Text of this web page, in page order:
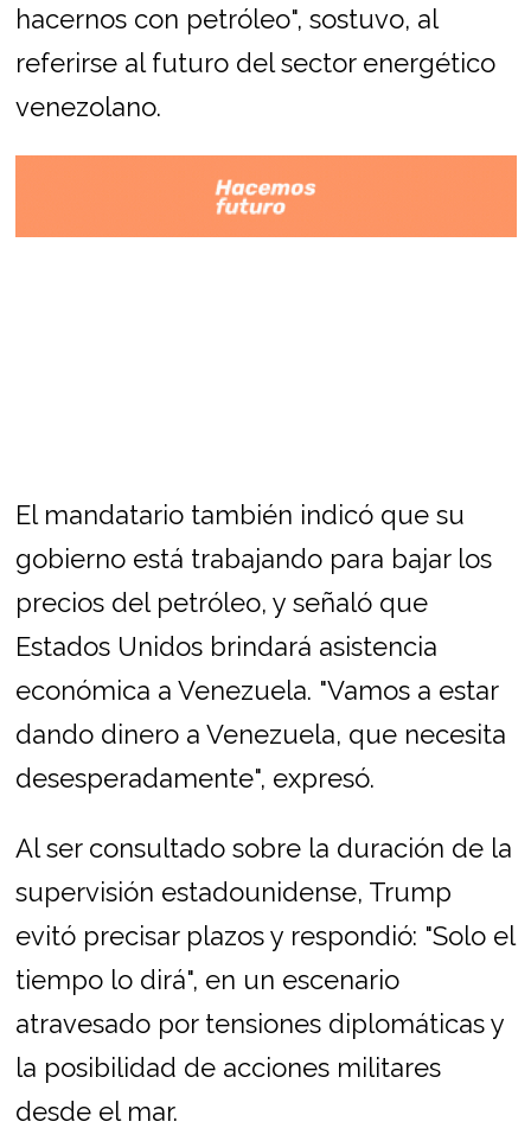
hacernos con petróleo", sostuvo, al
referirse al futuro del sector energético
venezolano.
El mandatario también indicó que su
gobierno está trabajando para bajar los
precios del petróleo, y señaló que
Estados Unidos brindará asistencia
económica a Venezuela. "Vamos a estar
dando dinero a Venezuela, que necesita
desesperadamente", expresó.
Al ser consultado sobre la duración de la
supervisión estadounidense, Trump
evitó precisar plazos y respondió: "Solo el
tiempo lo dirá", en un escenario
atravesado por tensiones diplomáticas y
la posibilidad de acciones militares
desde el mar.